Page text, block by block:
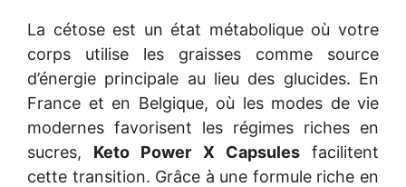
La cétose est un état métabolique où votre
corps utilise les graisses comme source
d’énergie principale au lieu des glucides. En
France et en Belgique, où les modes de vie
modernes favorisent les régimes riches en
sucres, Keto Power X Capsulesfacilitent
cette transition. Grâce à une formule riche en